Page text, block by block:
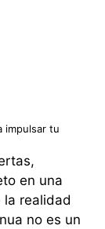
impulsar tu
en una
la realidad
no es un